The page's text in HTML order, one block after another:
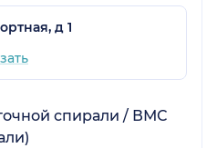
д 1
спирали / ВМС